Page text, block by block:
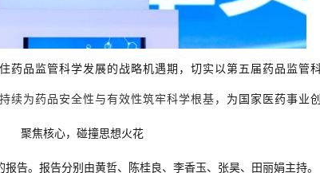
品监管科学发展的战略机遇期，切实以第五届药品监管
持续为药品安全性与有效性筑牢科学根基， 为国家医药事业
聚焦核心，碰撞思想火花
告。报告分别由黄哲、陈桂良、李香玉、张昊、田丽娟主持。